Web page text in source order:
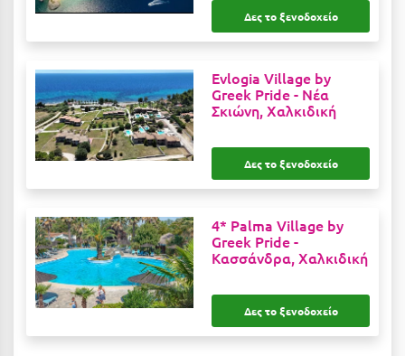
Ναυπακτία
Ναύπλιο
Νέα Μάκρη
Νέοι Πόροι Πιερίας
Δες το ξενοδοχείο
Evlogia Village by
Greek Pride - Νέα
Σκιώνη, Χαλκιδική
Δες το ξενοδοχείο
4* Palma Village by
Greek Pride -
Κασσάνδρα, Χαλκιδική
Δες το ξενοδοχείο